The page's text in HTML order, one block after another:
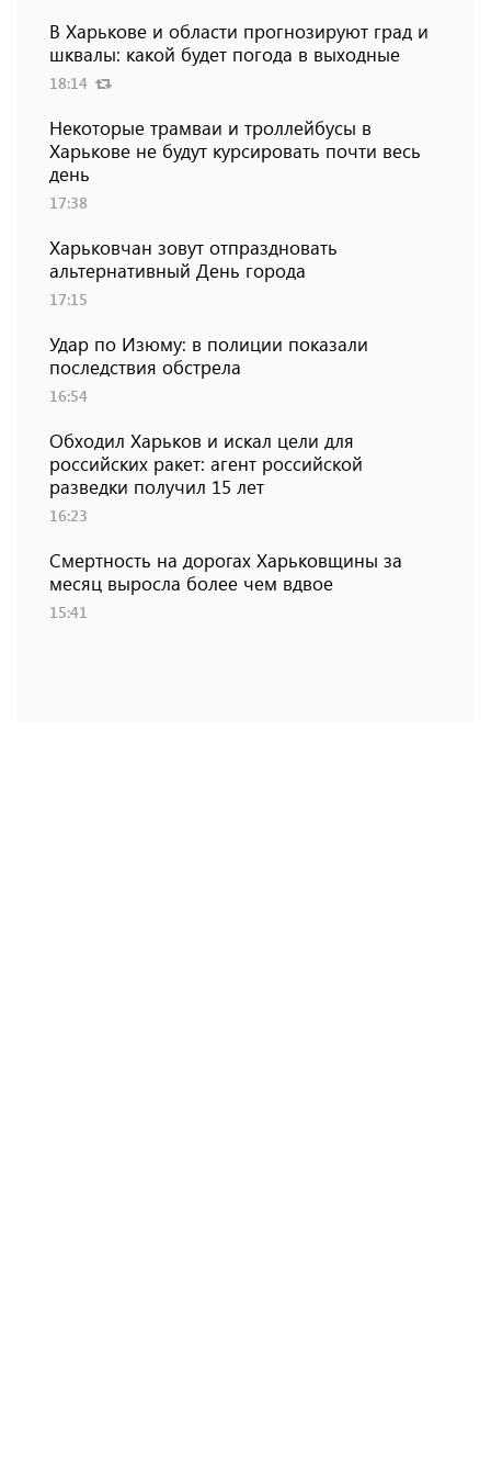
В Харькове и области прогнозируют град и
шквалы: какой будет погода в выходные
18:14
Некоторые трамваи и троллейбусы в
Харькове не будут курсировать почти весь
день
17:38
Харьковчан зовут отпраздновать
альтернативный День города
17:15
Удар по Изюму: в полиции показали
последствия обстрела
16:54
Обходил Харьков и искал цели для
российских ракет: агент российской
разведки получил 15 лет
16:23
Смертность на дорогах Харьковщины за
месяц выросла более чем вдвое
15:41